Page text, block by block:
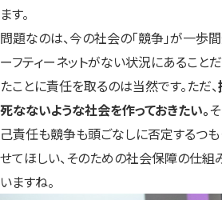
ます。
問題なのは、今の社会の「競争」が一歩
ーフティーネットがない状況にあること
たことに責任を取るのは当然です。ただ、
死なないような社会を作っておきたい。
己責任も競争も頭ごなしに否定するつも
せてほしい、そのための社会保障の仕組
いますね。